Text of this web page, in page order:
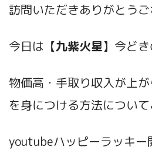
訪問いただきありがとう
今日は【九紫火星】今ど
物価高・手取り収入が上
を身につける方法につい
youtubeハッピーラッキー